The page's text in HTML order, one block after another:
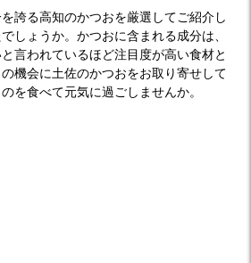
誇る高知のかつおを厳選してご紹介し
しょうか。かつおに含まれる成分は、
言われているほど注目度が高い食材と
機会に土佐のかつおをお取り寄せして
を食べて元気に過ごしませんか。